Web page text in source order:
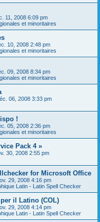
11, 2008 6:09 pm
et minoritaires
10, 2008 2:48 pm
et minoritaires
09, 2008 8:34 pm
et minoritaires
06, 2008 3:33 pm
!
05, 2008 2:36 pm
et minoritaires
Pack 4 »
30, 2008 2:55 pm
for Microsoft Office
29, 2008 4:16 pm
Latin - Latin Spell Checker
il Latino (COL)
29, 2008 4:14 pm
Latin - Latin Spell Checker